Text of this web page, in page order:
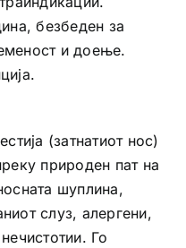
безбеден за
и доење.
(затнатиот нос)
природен пат на
шуплина,
слуз, алергени,
Го